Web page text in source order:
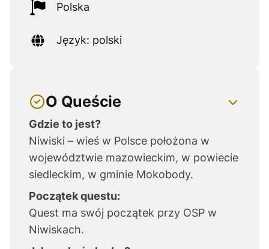
Polska
Język: polski
O Queście
Gdzie to jest?
Niwiski – wieś w Polsce położona w
województwie mazowieckim, w powiecie
siedleckim, w gminie Mokobody.
Początek questu:
Quest ma swój początek przy OSP w
Niwiskach.